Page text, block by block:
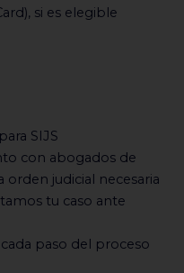
si es elegible
SIJS
con abogados de
orden judicial necesaria
tu caso ante
paso del proceso